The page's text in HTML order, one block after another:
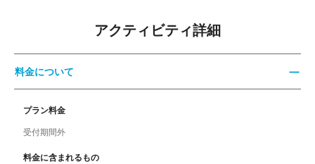
アクティビティ詳細
料金について
プラン料金
受付期間外
料金に含まれるもの